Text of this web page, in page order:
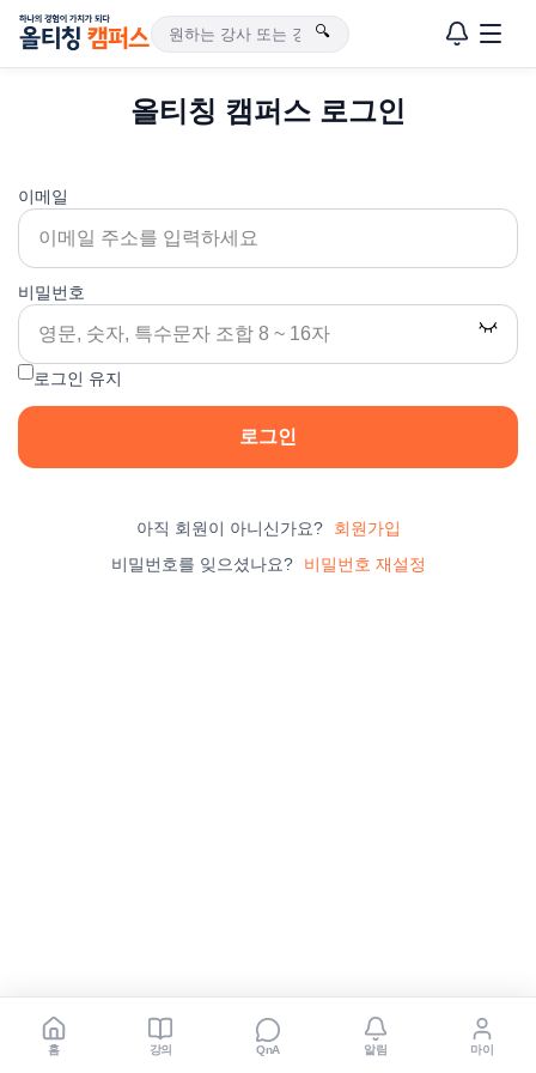
🔍
홈 강의 QnA 알림 마이
올티칭 캠퍼스 로그인
이메일
비밀번호
로그인 유지
로그인
아직 회원이 아니신가요?
회원가입
비밀번호를 잊으셨나요?
비밀번호 재설정